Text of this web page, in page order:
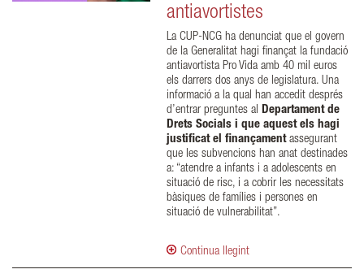
antiavortistes
La CUP-NCG ha denunciat que el govern
de la Generalitat hagi finançat la fundació
antiavortista Pro Vida amb 40 mil euros
els darrers dos anys de legislatura. Una
informació a la qual han accedit després
d’entrar preguntes al Departament de
Drets Socials i que aquest els hagi
justificat el finançament assegurant
que les subvencions han anat destinades
a: “atendre a infants i a adolescents en
situació de risc, i a cobrir les necessitats
bàsiques de famílies i persones en
situació de vulnerabilitat”.
Continua llegint